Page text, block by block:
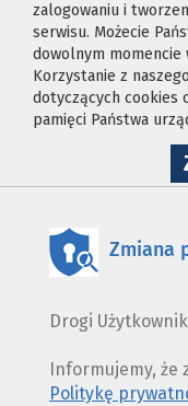
zalogowaniu i
serwisu. Możecie
dowolnym momencie
Korzystanie z
dotyczących cookies
pamięci Państwa
Zmiana
Drogi
Informujemy, że
Politykę